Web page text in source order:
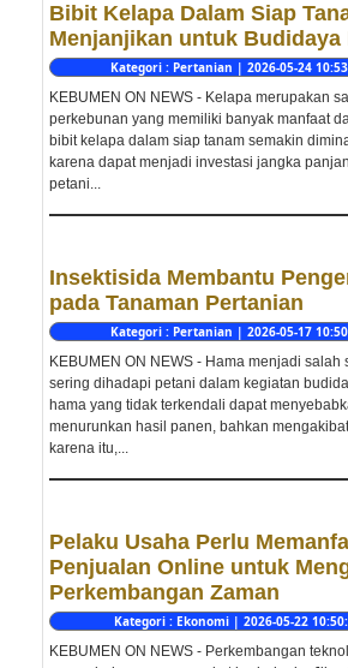
Bibit Kelapa Dalam Siap
Menjanjikan untuk Budidaya
Kategori : Pertanian | 2026-05-24
KEBUMEN ON NEWS - Kelapa merupakan
perkebunan yang memiliki banyak manfaat
bibit kelapa dalam siap tanam semakin
karena dapat menjadi investasi jangka
petani...
Insektisida Membantu
pada Tanaman Pertanian
Kategori : Pertanian | 2026-05-17
KEBUMEN ON NEWS - Hama menjadi salah
sering dihadapi petani dalam kegiatan
hama yang tidak terkendali dapat
menurunkan hasil panen, bahkan
karena itu,...
Pelaku Usaha Perlu
Penjualan Online untuk
Perkembangan Zaman
Kategori : Ekonomi | 2026-05-22
KEBUMEN ON NEWS - Perkembangan